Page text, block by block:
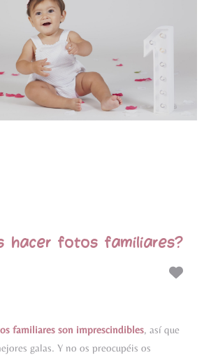
hacer fotos familiares?
familiares son imprescindibles, así que
galas. Y no os preocupéis os